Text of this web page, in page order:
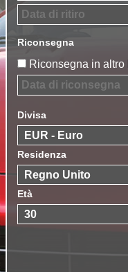
Riconsegna
Riconsegna in altro
Divisa
Residenza
Età